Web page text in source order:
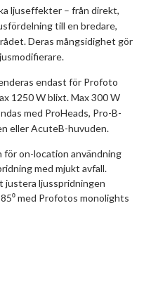
ljuseffekter – från direkt,
till en bredare,
Deras mångsidighet gör
endast för Profoto
1250 W blixt. Max 300 W
med ProHeads, Pro-B-
eller AcuteB-huvuden.
on-location användning
med mjukt avfall.
justera ljusspridningen
med Profotos monolights